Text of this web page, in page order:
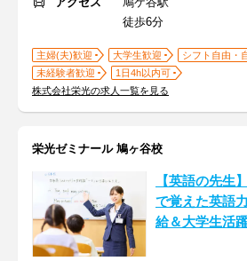
徒歩6分
主婦(夫)歓迎 大学生歓迎
シフト自由・
未経験者歓迎
1日4h以内可
株式会社栄光の求人一覧を見る
栄光ゼミナール 鳩ヶ谷校
【英語の先生
で覚えた英語
給＆大学生活